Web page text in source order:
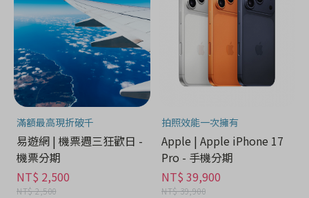
滿額最高現折破千
易遊網 | 機票週三狂歡日 -
機票分期
NT$ 2,500
NT$ 2,500
拍照效能一次擁有
Apple | Apple iPhone 17
Pro - 手機分期
NT$ 39,900
NT$ 39,900